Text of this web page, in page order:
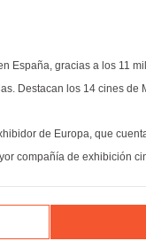
España, gracias a los 11
Destacan los 14 cines de
de Europa, que
compañía de exhibición